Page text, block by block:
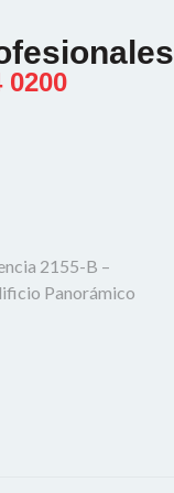
0200
2155-B –
Panorámico